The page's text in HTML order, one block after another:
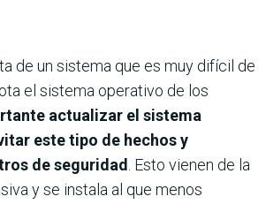
de un sistema que es muy difícil de
el sistema operativo de los
actualizar el sistema
este tipo de hechos y
de seguridad . Esto vienen de la
y se instala al que menos